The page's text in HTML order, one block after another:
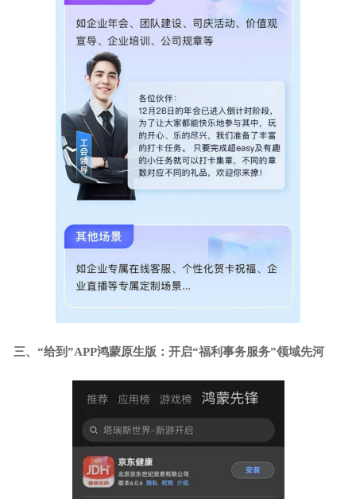
三、 “给到”APP鸿蒙原生版：开启“福利事务服务”领域先河